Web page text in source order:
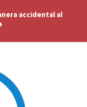
accidental al